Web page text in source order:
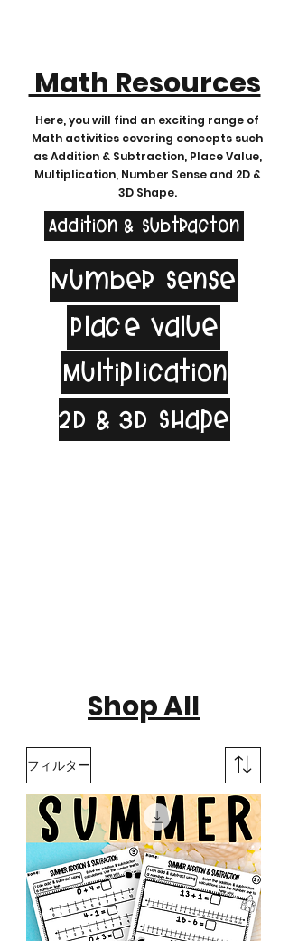
Math Resources
Here, you will find an exciting range of
Math activities covering concepts such
as Addition & Subtraction, Place Value,
Multiplication, Number Sense and 2D &
3D Shape.
Addition & Subtracton
Number Sense
Place Value
Multiplication
2D & 3D Shape
Shop All
フィルター